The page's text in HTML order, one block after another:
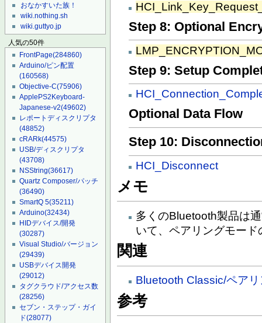
おなかすいた族！
wiki.nothing.sh
wiki.guttyo.jp
人気の50件
FrontPage(284860)
Arduino/ピン配置
(160568)
Objective-C(75906)
ApplePS2Keyboard-
Japanese-v2(49602)
レポートディスクリプタ
(48852)
cRARk(44575)
USB/ディスクリプタ
(43708)
NSString(36617)
Quartz Composer/パッチ
(36490)
SmartQ 5(35211)
Arduino(32434)
HIDデバイス/開発
(30287)
Visual Studio/バージョン
(29439)
USBデバイス開発
(29012)
タグクラウド/アクセス数
(28256)
セブン・ステップ・ガイ
ド(28077)
Step 8: Optional
Step 9: Setup
Optional Data Flow
Step 10:
HCI_Disconnect
メモ
多くのBluetooth製品は
いて、ペアリングモー
関連
Bluetooth Classic/ペアリ
参考